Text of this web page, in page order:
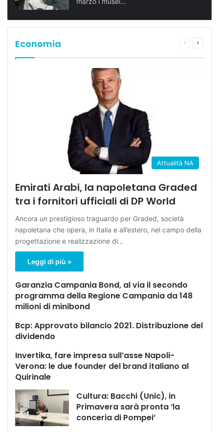
Economia
Pagina
Attualità NA
Emirati Arabi, la napoletana Graded
tra i fornitori ufficiali di DP World
Ancora un prestigioso traguardo per Graded, società
napoletana che opera, in Italia e all’estero, nel campo della
progettazione e realizzazione di…
Leggi di più »
Garanzia Campania Bond, al via il secondo
programma della Regione Campania da 148
milioni di minibond
Bcp: Approvato bilancio 2021. Distribuzione del
dividendo
Invertika, fare impresa sull’asse Napoli-
Verona: le due founder del brand italiano al
Quirinale
Cultura: Bacchi (Unic), in
Primavera sarà pronta ‘la
conceria di Pompei’